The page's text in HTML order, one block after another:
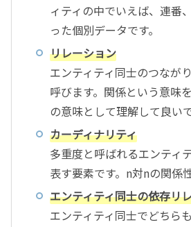
ィティの中でいえば、連番
った個別データです。
リレーション
エンティティ同士のつなが
呼びます。関係という意味
の意味として理解して良い
カーディナリティ
多重度と呼ばれるエンティ
表す要素です。n対nの関係
エンティティ同士の依存リ
エンティティ同士でどちら